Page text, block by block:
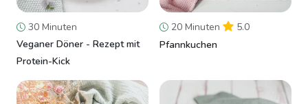
30 Minuten
Veganer Döner - Rezept mit
Protein-Kick
20 Minuten
5.0
Pfannkuchen